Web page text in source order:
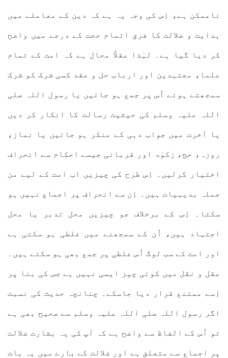
ناممکن ہے، اِس کی وجہ یہ ہے کہ دین کے معاملے میں
ہدایت و ضلالت کا فرق اتمام حجت کے درجے میں واضح
کر دیا گیا ہے۔ لہٰذا عقلاً محال ہے کہ امت کے تمام
علما، مجتہدین اور ارباب حل و عقد کسی شرک کو شرک
سمجھتے ہوئے اُس پر جمع ہو جائیں یا رسول اللہ صلی
اللہ علیہ وسلم کی حیثیت رسالت کا انکار کر دیں
یا آخرت میں جواب دہی کے منکر ہو جائیں یا نماز،
روزہ، حج، زکوٰۃ اور قربانی جیسے احکام سے انحراف
اختیار کرلیں۔ اِس طرح کی چیزیں اب امت کے لیے من
جملہ بدیہیات ہیں۔ اِن سے انحراف پر اجماع نہیں ہو
سکتا۔ اِس کے برخلاف جو چیزیں محل تدبر یا محل
اجتہاد ہیں، اُن کے سمجھنے میں غلطی ہو سکتی ہے
اور امت کے سب لوگ اُس غلطی پر جمع بھی ہو سکتے ہیں۔
عقل و نقل میں کوئی چیز ایسی نہیں ہے جس کی بنا پر
اِسے ممتنع قرار دیا جاسکے۔ چنانچہ حدیث کی نسبت
اگر رسول اللہ صلی اللہ علیہ وسلم سے صحیح بھی ہے
تو اُس کے الفاظ سے واضح ہے کہ آپ کی یہ بشارت ضلالت
پر اجماع سے متعلق ہے اور ضلالت کے بارے میں یہ بات